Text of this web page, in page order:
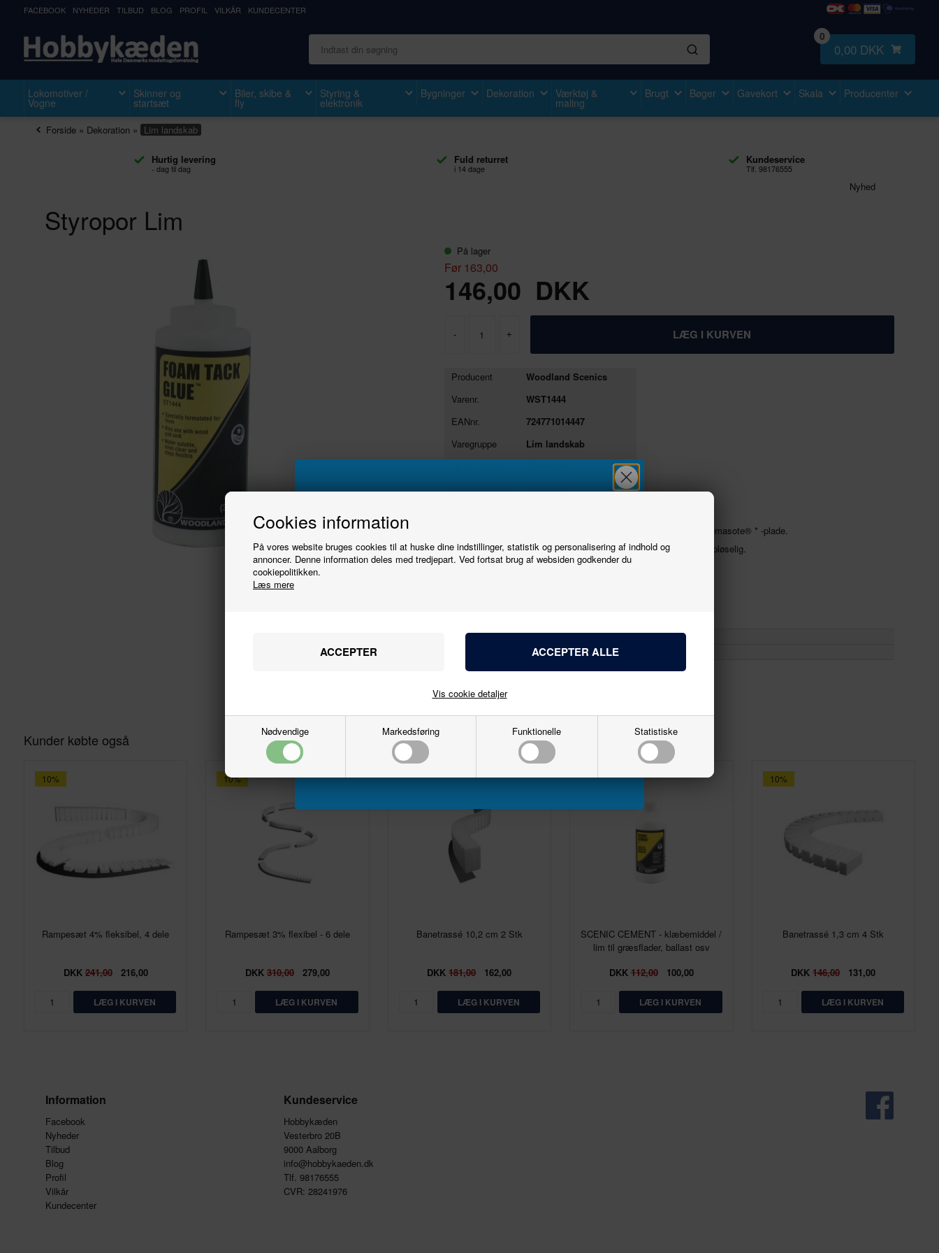
Cookies information
På vores website bruges cookies til at huske dine indstillinger, statistik og personalisering af indhold og
annoncer. Denne information deles med tredjepart. Ved fortsat brug af websiden godkender du
cookiepolitikken.
Læs mere
Nødvendige Markedsføring Funktionelle Statistiske
Vis cookie detaljer
FACEBOOK NYHEDER TILBUD BLOG PROFIL VILKÅR KUNDECENTER
0
0,00 DKK
Lokomotiver /
Vogne
Skinner og
startsæt
Biler, skibe &
fly
Styring &
elektronik
Bygninger Dekoration Værktøj &
maling
Brugt Bøger Gavekort Skala Producenter
Forside» Dekoration » Lim landskab
Hurtig levering
- dag til dag
Fuld returret
i 14 dage
Kundeservice
Tlf. 98176555
Nyhed
Styropor Lim
På lager
Før 163,00
146,00 DKK
- +
Producent
Woodland Scenics
Varenr.
WST1444
EANnr.
724771014447
Varegruppe
Lim landskab
Se stort billede
Tryk her
Specielt formuleret til skum, men også effektivt på træ, kork og Homasote® * -plade.
Form Tack lim tørrer klart og har høj klæbeevne, er giftfri og vandopløselig.
Brug som kontaktlim, når der limes to store overflader.
Varenr.
WST1444
17/06/2024
Kunder købte også
10%
Rampesæt 4% fleksibel, 4 dele
DKK241,00 216,00
10%
Rampesæt 3% flexibel - 6 dele
DKK 310,00 279,00
10%
Banetrassé 10,2 cm 2 Stk
DKK181,00 162,00
11%
SCENIC CEMENT - klæbemiddel /
lim til græsflader, ballast osv
DKK 112,00 100,00
10%
Banetrassé 1,3 cm 4 Stk
DKK146,00 131,00
Information
Facebook
Nyheder
Tilbud
Blog
Profil
Vilkår
Kundecenter
Kundeservice
Hobbykæden
Vesterbro 20B
9000 Aalborg
info@hobbykaeden.dk
Tlf. 98176555
CVR: 28241976
nyhedsbrevet